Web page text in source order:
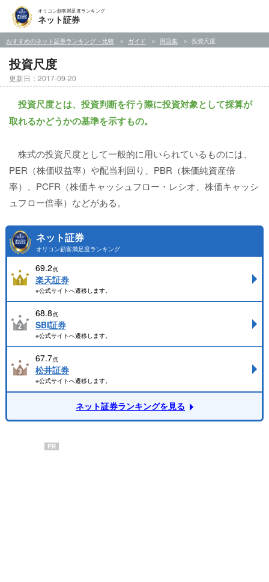
オリコン顧客満足度ランキング
ネット証券
おすすめのネット証券ランキング・比較 ガイド 用語集 投資尺度
投資尺度
更新日：2017-09-20
投資尺度とは、投資判断を行う際に投資対象として採算が
取れるかどうかの基準を示すもの。
株式の投資尺度として一般的に用いられているものには、
PER（株価収益率）や配当利回り、PBR（株価純資産倍
率）、PCFR（株価キャッシュフロー・レシオ、株価キャッシ
ュフロー倍率）などがある。
ネット証券
オリコン顧客満足度ランキング
69.2点
楽天証券
※公式サイトへ遷移します。
68.8点
SBI証券
※公式サイトへ遷移します。
67.7点
松井証券
※公式サイトへ遷移します。
ネット証券ランキングを見る
PR